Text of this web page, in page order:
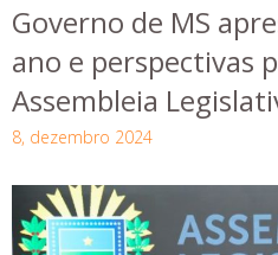
Governo de MS
ano e perspectivas
Assembleia
8, dezembro 2024